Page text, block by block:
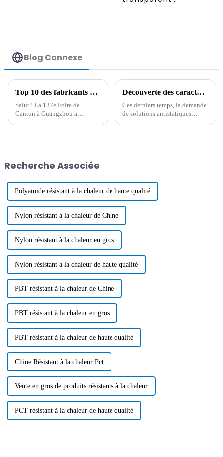
Blog Connexe
Top 10 des fabricants chinois de polymères antistatiques à la 137e Foire de Canton
Salut ! La 137e Foire de
Canton à Guangzhou a
environ
Découverte des caractéristiques et applications uniques des meilleures options antistatiques non migratoires
Ces derniers temps, la demande
de solutions antistatiques
Recherche Associée
Polyamide résistant à la chaleur de haute qualité
Nylon résistant à la chaleur de Chine
Nylon résistant à la chaleur en gros
Nylon résistant à la chaleur de haute qualité
PBT résistant à la chaleur de Chine
PBT résistant à la chaleur en gros
PBT résistant à la chaleur de haute qualité
Chine Résistant à la chaleur Pct
Vente en gros de produits résistants à la chaleur
PCT résistant à la chaleur de haute qualité